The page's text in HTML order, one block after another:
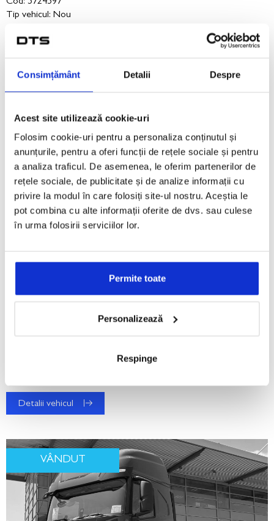
Consimțământ Detalii Despre
Acest site utilizează cookie-uri
Folosim cookie-uri pentru a personaliza conținutul și
anunțurile, pentru a oferi funcții de rețele sociale și pentru
a analiza traficul. De asemenea, le oferim partenerilor de
rețele sociale, de publicitate și de analize informații cu
privire la modul în care folosiți site-ul nostru. Aceștia le
pot combina cu alte informații oferite de dvs. sau culese
în urma folosirii serviciilor lor.
Permite toate
Personalizează
Respinge
Tip vehicul: Nou
Detalii vehicul
Hooklift IVECO T-WAY AD380T41
Detalii vehicul
VÂNDUT